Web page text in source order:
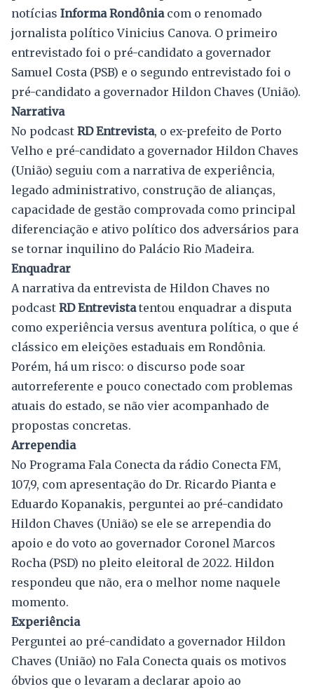
notícias Informa Rondôniacom o renomado
jornalista político Vinicius Canova. O primeiro
entrevistado foi o pré-candidato a governador
Samuel Costa (PSB) e o segundo entrevistado foi o
pré-candidato a governador Hildon Chaves (União).
Narrativa
No podcast RD Entrevista, o ex-prefeito de Porto
Velho e pré-candidato a governador Hildon Chaves
(União) seguiu com a narrativa de experiência,
legado administrativo, construção de alianças,
capacidade de gestão comprovada como principal
diferenciação e ativo político dos adversários para
se tornar inquilino do Palácio Rio Madeira.
Enquadrar
A narrativa da entrevista de Hildon Chaves no
podcast RD Entrevistatentou enquadrar a disputa
como experiência versus aventura política, o que é
clássico em eleições estaduais em Rondônia.
Porém, há um risco: o discurso pode soar
autorreferente e pouco conectado com problemas
atuais do estado, se não vier acompanhado de
propostas concretas.
Arrependia
No Programa Fala Conecta da rádio Conecta FM,
107,9, com apresentação do Dr. Ricardo Pianta e
Eduardo Kopanakis, perguntei ao pré-candidato
Hildon Chaves (União) se ele se arrependia do
apoio e do voto ao governador Coronel Marcos
Rocha (PSD) no pleito eleitoral de 2022. Hildon
respondeu que não, era o melhor nome naquele
momento.
Experiência
Perguntei ao pré-candidato a governador Hildon
Chaves (União) no Fala Conecta quais os motivos
óbvios que o levaram a declarar apoio ao